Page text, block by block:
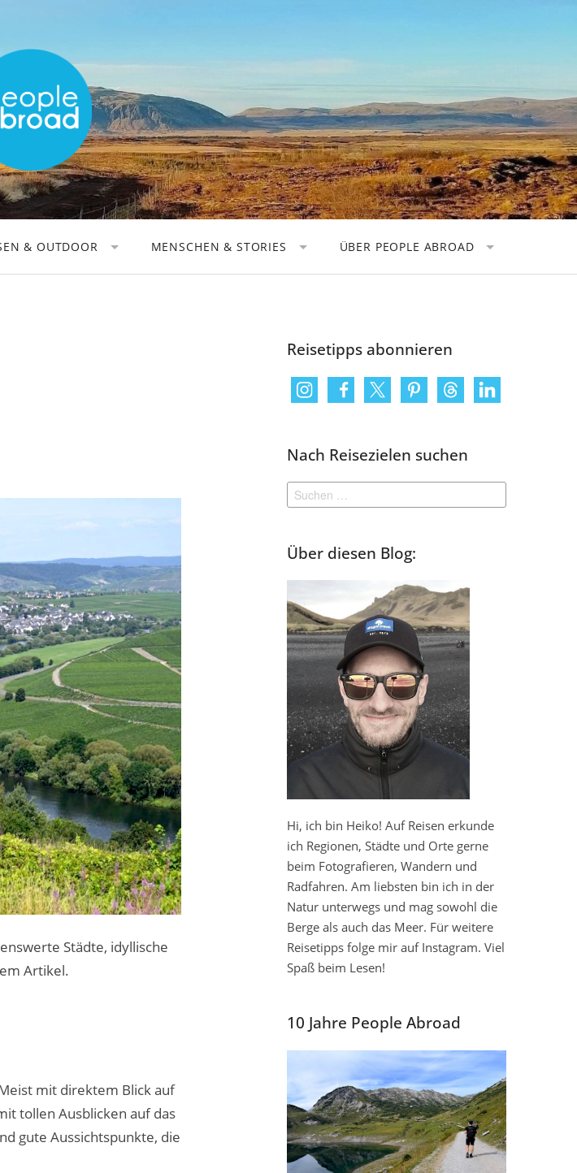
& OUTDOOR MENSCHEN & STORIES ÜBER PEOPLE ABROAD
Städte, idyllische
Artikel.
mit direktem Blick auf
tollen Ausblicken auf das
gute Aussichtspunkte, die
Reisetipps abonnieren
Nach Reisezielen suchen
Suchen
nach:
Über diesen Blog:
Hi, ich bin Heiko! Auf Reisen erkunde
ich Regionen, Städte und Orte gerne
beim Fotografieren, Wandern und
Radfahren. Am liebsten bin ich in der
Natur unterwegs und mag sowohl die
Berge als auch das Meer. Für weitere
Reisetipps folge mir auf Instagram. Viel
Spaß beim Lesen!
10 Jahre People Abroad